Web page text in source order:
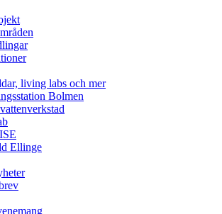
living labs och mer
Bolmen
Ellinge